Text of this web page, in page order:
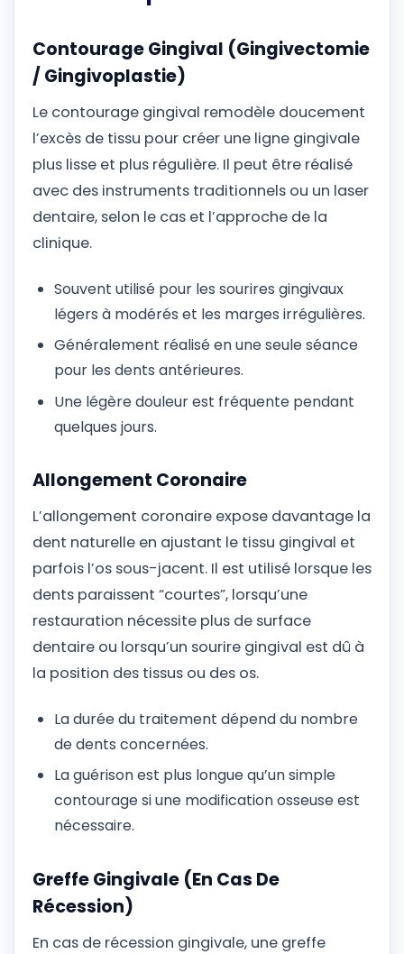
Contourage Gingival (Gingivectomie
/ Gingivoplastie)
Le contourage gingival remodèle doucement
l’excès de tissu pour créer une ligne gingivale
plus lisse et plus régulière. Il peut être réalisé
avec des instruments traditionnels ou un laser
dentaire, selon le cas et l’approche de la
clinique.
Souvent utilisé pour les sourires gingivaux
légers à modérés et les marges irrégulières.
Généralement réalisé en une seule séance
pour les dents antérieures.
Une légère douleur est fréquente pendant
quelques jours.
Allongement Coronaire
L’allongement coronaire expose davantage la
dent naturelle en ajustant le tissu gingival et
parfois l’os sous-jacent. Il est utilisé lorsque les
dents paraissent “courtes”, lorsqu’une
restauration nécessite plus de surface
dentaire ou lorsqu’un sourire gingival est dû à
la position des tissus ou des os.
La durée du traitement dépend du nombre
de dents concernées.
La guérison est plus longue qu’un simple
contourage si une modification osseuse est
nécessaire.
Greffe Gingivale (En Cas De
Récession)
En cas de récession gingivale, une greffe